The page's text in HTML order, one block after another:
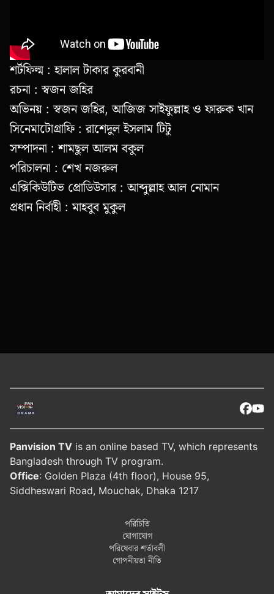
শর্টফিল্ম : হালাল টাকার কুরবানী
রচনা : স্বজন জহির
অভিনয় : স্বজন জহির, আজিজ সাইফুল্লাহ ও ফারুক খান
সিনেমাটোগ্রাফি : রাশেদুল ইসলাম টিটু
সম্পাদনা : শামছুল আলম বকুল
পরিচালনা : শেখ নজরুল
এক্সিকিউটিভ প্রোডিউসার : আব্দুল্লাহ আল নোমান
প্রধান নির্বাহী : মাহবুব মুকুল
Panvision TV is an online based TV, which represents
Bangladesh through TV program.
Office: Golden Plaza (4th floor), House 95,
Siddheswari Road, Mouchak, Dhaka 1217
পরিচিতি
যোগাযোগ
পরিষেবার শর্তাবলী
গোপনীয়তা নীতি